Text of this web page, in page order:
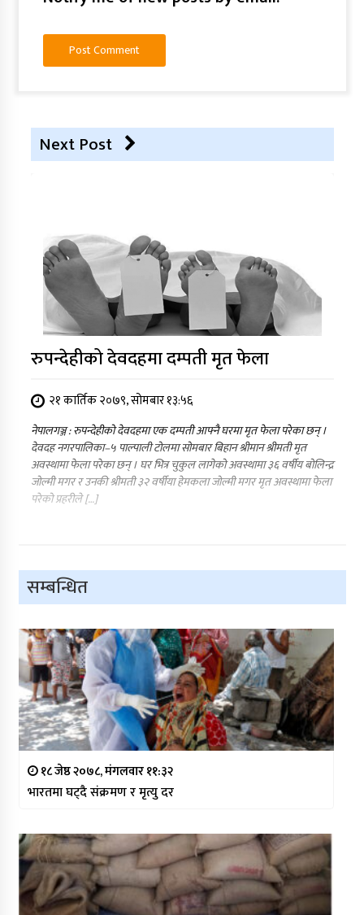
Next Post
रुपन्देहीको देवदहमा दम्पती मृत फेला
२१ कार्तिक २०७९, सोमबार १३:५६
नेपालगञ्ज : रुपन्देहीको देवदहमा एक दम्पती आफ्नै घरमा मृत फेला परेका छन् ।
देवदह नगरपालिका–५ पाल्पाली टोलमा सोमबार बिहान श्रीमान श्रीमती मृत
अवस्थामा फेला परेका छन् । घर भित्र चुकुल लागेको अवस्थामा ३६ वर्षीय बोलिन्द्र
जोल्मी मगर र उनकी श्रीमती ३२ वर्षीया हेमकला जोल्मी मगर मृत अवस्थामा फेला
परेको प्रहरीले […]
सम्बन्धित
१८ जेष्ठ २०७८, मंगलवार ११:३२
भारतमा घट्दै संक्रमण र मृत्यु दर